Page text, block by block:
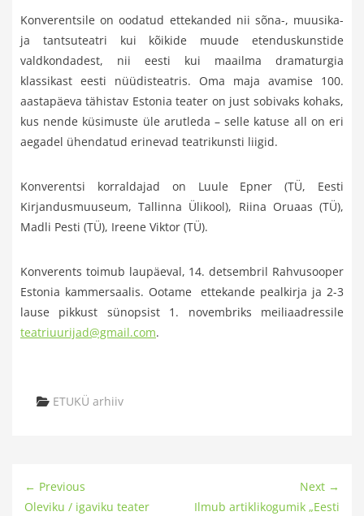
Konverentsile on oodatud ettekanded nii sõna-, muusika-
ja tantsuteatri kui kõikide muude etenduskunstide
valdkondadest, nii eesti kui maailma dramaturgia
klassikast eesti nüüdisteatris. Oma maja avamise 100.
aastapäeva tähistav Estonia teater on just sobivaks kohaks,
kus nende küsimuste üle arutleda – selle katuse all on eri
aegadel ühendatud erinevad teatrikunsti liigid.
Konverentsi korraldajad on Luule Epner (TÜ, Eesti
Kirjandusmuuseum, Tallinna Ülikool), Riina Oruaas (TÜ),
Madli Pesti (TÜ), Ireene Viktor (TÜ).
Konverents toimub laupäeval, 14. detsembril Rahvusooper
Estonia kammersaalis. Ootame ettekande pealkirja ja 2-3
lause pikkust sünopsist 1. novembriks meiliaadressile
teatriuurijad@gmail.com.
Categories
ETUKÜ arhiiv
← Previous
Oleviku / igaviku teater
Next →
Ilmub artiklikogumik „Eesti